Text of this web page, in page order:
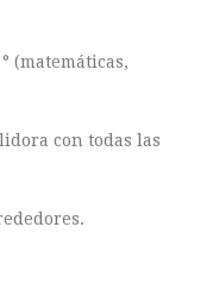
(matemáticas,
con todas las